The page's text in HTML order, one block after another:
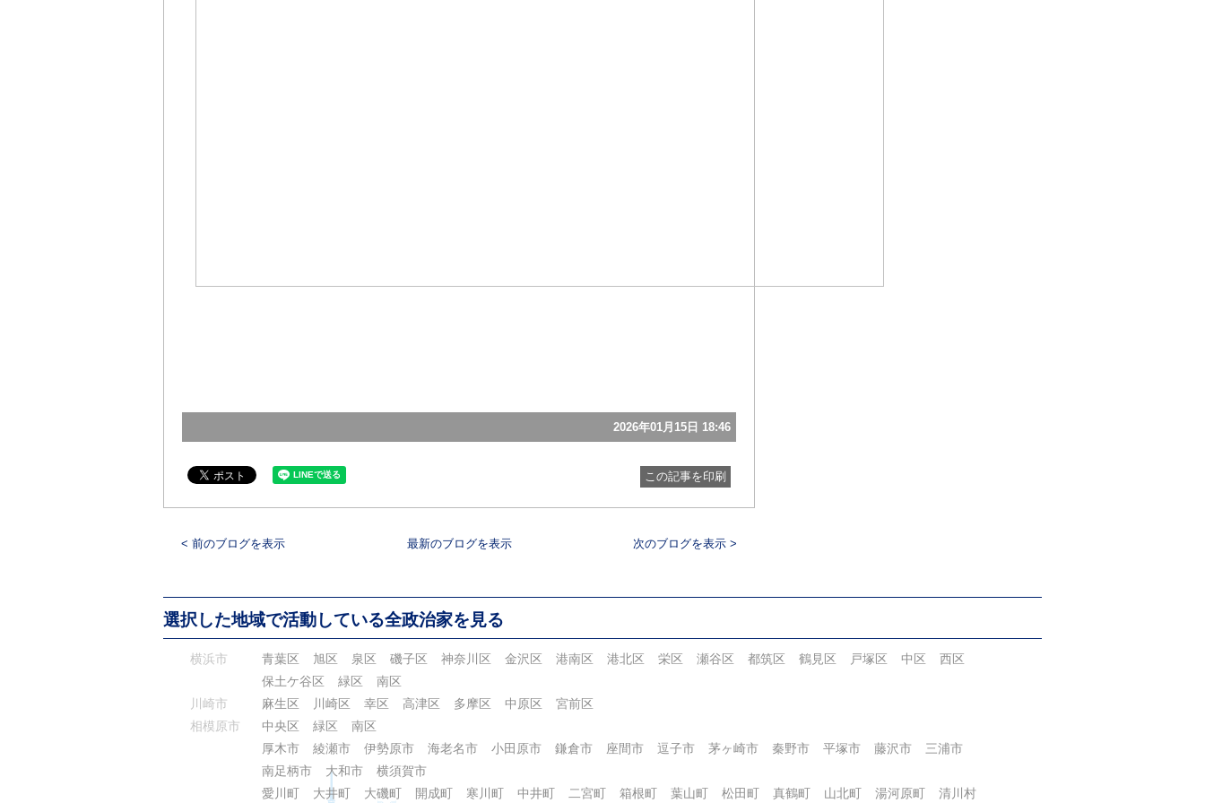
2026年01月15日 18:46
この記事を印刷
< 前のブログを表示 最新のブログを表示 次のブログを表示 >
選択した地域で活動している全政治家を見る
横浜市 青葉区 旭区 泉区 磯子区 神奈川区 金沢区 港南区 港北区 栄区 瀬谷区 都筑区 鶴見区 戸塚区 中区
西区
保土ケ谷区
緑区
南区
川崎市
麻生区 川崎区 幸区 高津区 多摩区 中原区
宮前区
相模原市
中央区 緑区
南区
厚木市
綾瀬市 伊勢原市 海老名市 小田原市 鎌倉市 座間市 逗子市 茅ヶ崎市 秦野市 平塚市 藤沢市
三浦市
南足柄市
大和市
横須賀市
愛川町
大井町 大磯町 開成町 寒川町 中井町 二宮町 箱根町 葉山町 松田町 真鶴町 山北町 湯河原町 清川村